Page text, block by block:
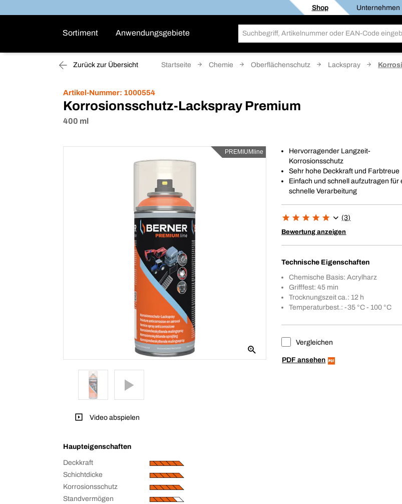
Shop Unternehmen
Sortiment Anwendungsgebiete
Zurück zur Übersicht Startseite Chemie Oberflächenschutz Lackspray
Artikel-Nummer: 1000554
Korrosionsschutz-Lackspray Premium
400 ml
PREMIUMline
Video abspielen
Haupteigenschaften
Deckkraft
Schichtdicke
Korrosionsschutz
Standvermögen
Hervorragender Langzeit-
Korrosionsschutz
Sehr hohe Deckkraft und Farbtreue
Einfach und schnell aufzutragen für
schnelle Verarbeitung
(3)
Bewertung anzeigen
Technische Eigenschaften
Chemische Basis: Acrylharz
Grifffest: 45 min
Trocknungszeit ca.: 12 h
Temperaturbest.: -35 °C - 100 °C
Vergleichen
PDF ansehen